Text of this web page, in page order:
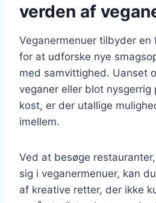
verden af
Veganermenuer tilbyder en
for at udforske nye
med samvittighed. Uanset
veganer eller blot nysgerrig
kost, er der utallige
imellem.
Ved at besøge
sig i veganermenuer, kan
af kreative retter, der ikke